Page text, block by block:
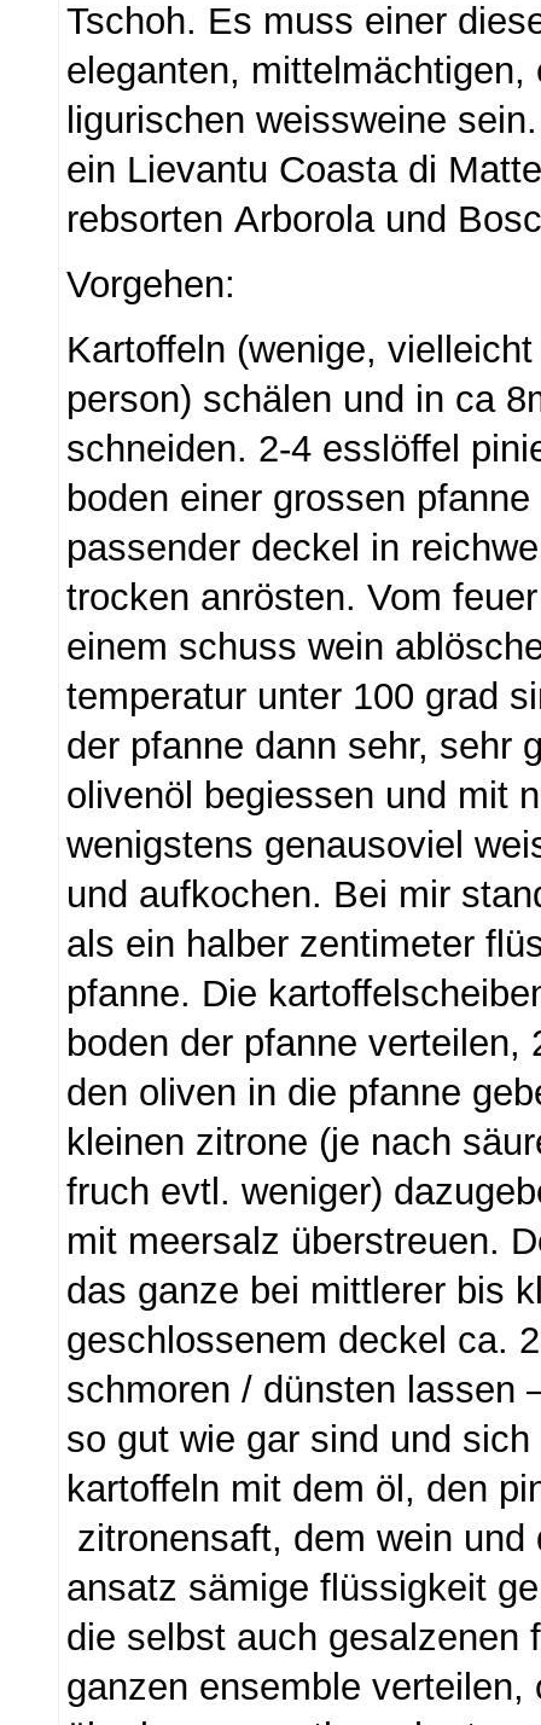
Tschoh. Es muss einer
eleganten, mittelmächtigen,
ligurischen weissweine
ein Lievantu Coasta di
rebsorten Arborola und
Vorgehen:
Kartoffeln (wenige,
person) schälen und in ca
schneiden. 2-4 esslöffel
boden einer grossen
passender deckel in
trocken anrösten. Vom
einem schuss wein
temperatur unter 100 grad
der pfanne dann sehr, sehr
olivenöl begiessen und mit
wenigstens genausoviel
und aufkochen. Bei mir
als ein halber zentimeter
pfanne. Die
boden der pfanne verteilen,
den oliven in die pfanne
kleinen zitrone (je nach
fruch evtl. weniger)
mit meersalz überstreuen.
das ganze bei mittlerer bis
geschlossenem deckel ca.
schmoren / dünsten lassen
so gut wie gar sind und
kartoffeln mit dem öl, den
zitronensaft, dem wein
ansatz sämige flüssigkeit
die selbst auch gesalzenen
ganzen ensemble